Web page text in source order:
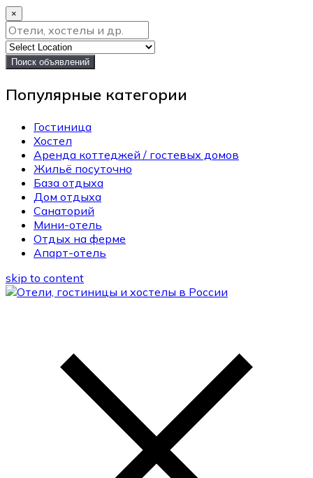
×
Поиск объявлений
Популярные категории
Гостиница
Хостел
Аренда коттеджей / гостевых домов
Жильё посуточно
База отдыха
Дом отдыха
Санаторий
Мини-отель
Отдых на ферме
Апарт-отель
skip to content